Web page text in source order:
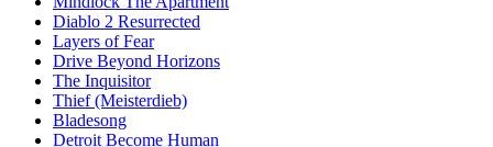
Diablo 2 Resurrected
Layers of Fear
Drive Beyond Horizons
The Inquisitor
Thief (Meisterdieb)
Bladesong
Detroit Become Human